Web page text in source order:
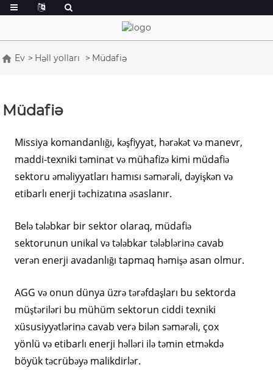
Ev Həll yolları Müdafiə
Müdafiə
Missiya komandanlığı, kəşfiyyat, hərəkət və manevr,
maddi-texniki təminat və mühafizə kimi müdafiə
sektoru əməliyyatları hamısı səmərəli, dəyişkən və
etibarlı enerji təchizatına əsaslanır.
Belə tələbkar bir sektor olaraq, müdafiə
sektorunun unikal və tələbkar tələblərinə cavab
verən enerji avadanlığı tapmaq həmişə asan olmur.
AGG və onun dünya üzrə tərəfdaşları bu sektorda
müştəriləri bu mühüm sektorun ciddi texniki
xüsusiyyətlərinə cavab verə bilən səmərəli, çox
yönlü və etibarlı enerji həlləri ilə təmin etməkdə
böyük təcrübəyə malikdirlər.